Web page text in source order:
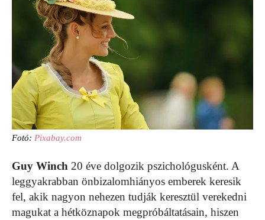
Fotó: Pixabay.com
Guy Winch 20 éve dolgozik pszichológusként. A
leggyakrabban önbizalomhiányos emberek keresik
fel, akik nagyon nehezen tudják keresztül verekedni
magukat a hétköznapok megpróbáltatásain, hiszen